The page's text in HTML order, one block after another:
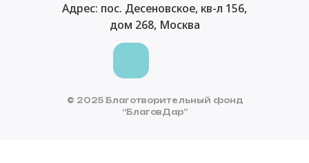
Адрес: пос. Десеновское, кв-л 156,
дом 268, Москва
© 2025 Благотворительный фонд
“БлаговДар”